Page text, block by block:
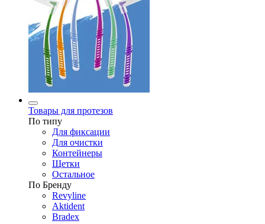
Товары для протезов
По типу
Для фиксации
Для очистки
Контейнеры
Щетки
Остальное
По Бренду
Revyline
Aktident
Bradex